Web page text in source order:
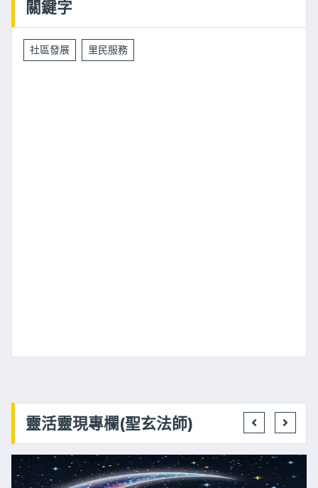
關鍵字
社區發展 里民服務
靈活靈現專欄(聖玄法師)